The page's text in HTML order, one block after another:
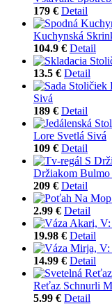
179 € Detail
Kuchynská
104.9 € Detail
13.5 € Detail
Sivá
189 € Detail
Lore Svetlá Sivá
109 € Detail
Držiakom
209 € Detail
2.99 € Detail
19.98 € Detail
14.99 € Detail
Reťaz Schnurli
5.99 € Detail